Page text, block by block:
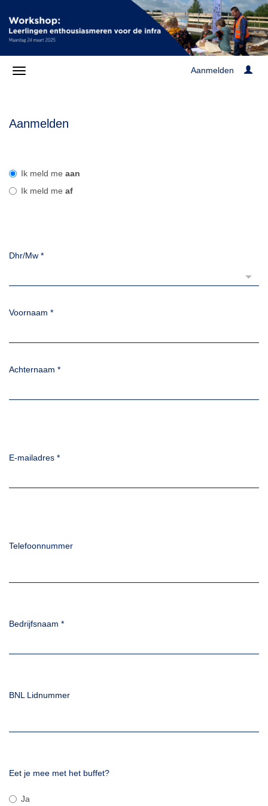
Aanmelden
Aanmelden
Ik meld me aan
Ik meld me af
Dhr/Mw *
Voornaam *
Achternaam *
E-mailadres *
Telefoonnummer
Bedrijfsnaam *
BNL Lidnummer
Eet je mee met het buffet?
Ja